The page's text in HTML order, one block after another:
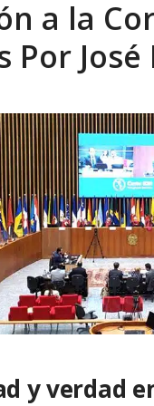
Miguel Ángel León R
a la
Por
y verdad